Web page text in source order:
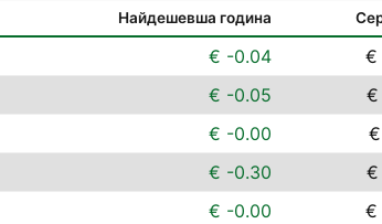
Найдешевша година
€ -0.04 €
€ -0.05 €
€ -0.00
€ -0.30 €
€ -0.00 €